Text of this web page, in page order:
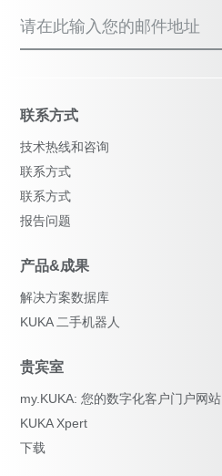
请在此输入您的邮件地址
联系方式
技术热线和咨询
联系方式
联系方式
报告问题
产品&成果
解决方案数据库
KUKA 二手机器人
贵宾室
my.KUKA: 您的数字化客户门户网站
KUKA Xpert
下载